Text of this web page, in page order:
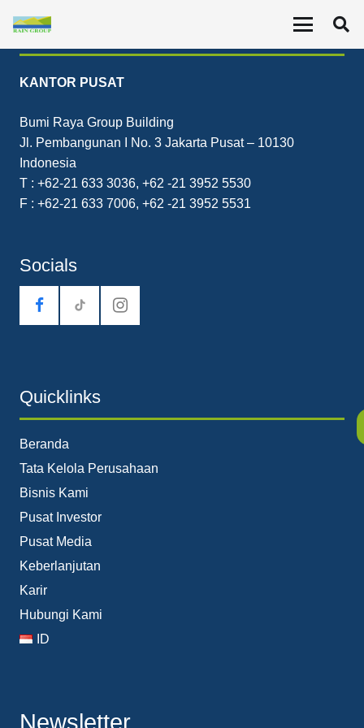
Contact
KANTOR PUSAT
Bumi Raya Group Building
Jl. Pembangunan I No. 3 Jakarta Pusat – 10130
Indonesia
T : +62-21 633 3036, +62 -21 3952 5530
F : +62-21 633 7006, +62 -21 3952 5531
Socials
tiktok
Quicklinks
Beranda
Tata Kelola Perusahaan
Bisnis Kami
Pusat Investor
Pusat Media
Keberlanjutan
Karir
Hubungi Kami
ID
Newsletter